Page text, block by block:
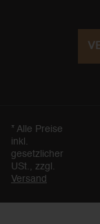
* Alle Preise
inkl.
gesetzlicher
USt., zzgl.
Versand